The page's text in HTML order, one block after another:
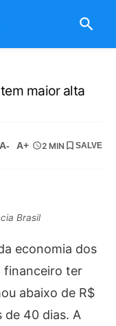
maior alta
A- A+ 2 MIN SALVE
Brasil
economia dos
financeiro ter
abaixo de R$
de 40 dias. A